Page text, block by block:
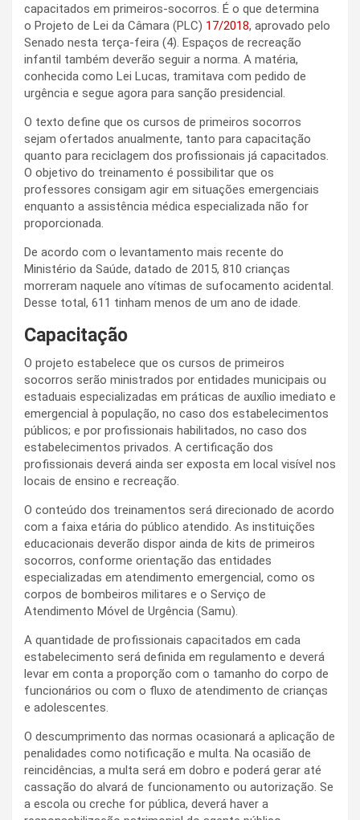
capacitados em primeiros-socorros. É o que determina
o Projeto de Lei da Câmara (PLC) 17/2018, aprovado pelo
Senado nesta terça-feira (4). Espaços de recreação
infantil também deverão seguir a norma. A matéria,
conhecida como Lei Lucas, tramitava com pedido de
urgência e segue agora para sanção presidencial.
O texto define que os cursos de primeiros socorros
sejam ofertados anualmente, tanto para capacitação
quanto para reciclagem dos profissionais já capacitados.
O objetivo do treinamento é possibilitar que os
professores consigam agir em situações emergenciais
enquanto a assistência médica especializada não for
proporcionada.
De acordo com o levantamento mais recente do
Ministério da Saúde, datado de 2015, 810 crianças
morreram naquele ano vítimas de sufocamento acidental.
Desse total, 611 tinham menos de um ano de idade.
Capacitação
O projeto estabelece que os cursos de primeiros
socorros serão ministrados por entidades municipais ou
estaduais especializadas em práticas de auxílio imediato e
emergencial à população, no caso dos estabelecimentos
públicos; e por profissionais habilitados, no caso dos
estabelecimentos privados. A certificação dos
profissionais deverá ainda ser exposta em local visível nos
locais de ensino e recreação.
O conteúdo dos treinamentos será direcionado de acordo
com a faixa etária do público atendido. As instituições
educacionais deverão dispor ainda de kits de primeiros
socorros, conforme orientação das entidades
especializadas em atendimento emergencial, como os
corpos de bombeiros militares e o Serviço de
Atendimento Móvel de Urgência (Samu).
A quantidade de profissionais capacitados em cada
estabelecimento será definida em regulamento e deverá
levar em conta a proporção com o tamanho do corpo de
funcionários ou com o fluxo de atendimento de crianças
e adolescentes.
O descumprimento das normas ocasionará a aplicação de
penalidades como notificação e multa. Na ocasião de
reincidências, a multa será em dobro e poderá gerar até
cassação do alvará de funcionamento ou autorização. Se
a escola ou creche for pública, deverá haver a